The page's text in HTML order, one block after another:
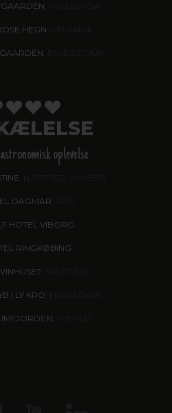
HEGN
oplevelse
DAGMAR
HOTEL VIBORG
RINGKØBING
, NÆSTVED
I LY KRO